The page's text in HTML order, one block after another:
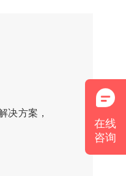
决方案，
在线
咨询